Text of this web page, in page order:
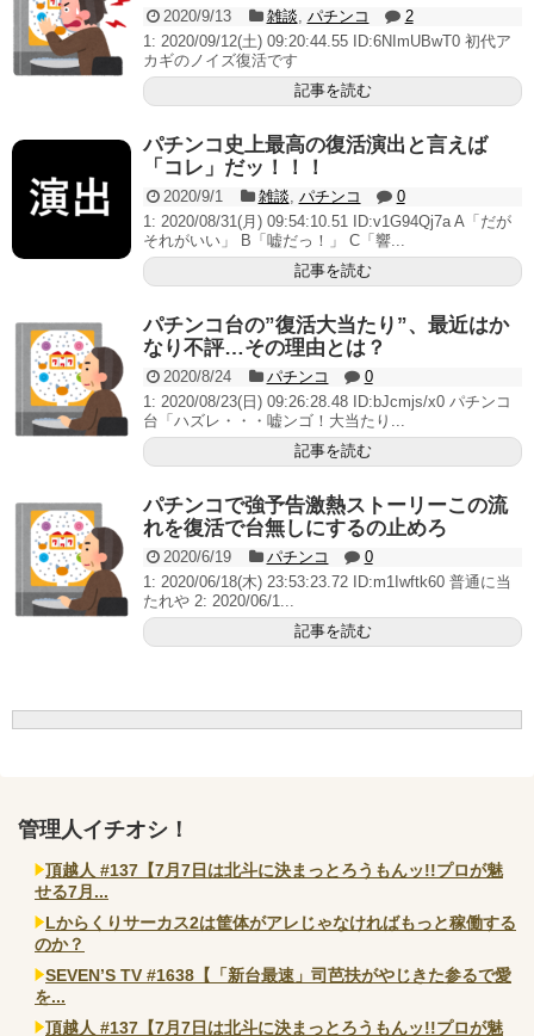
Powered by livedoor 相互RSS
2020/9/13 雑談 パチンコ
2
1: 2020/09/12(土) 09:20:44.55 ID:6NImUBwT0 初代ア
カギのノイズ復活です
記事を読む
パチンコ史上最高の復活演出と言えば
「コレ」だッ！！！
2020/9/1 雑談 パチンコ
0
1: 2020/08/31(月) 09:54:10.51 ID:v1G94Qj7a A「だが
それがいい」 B「嘘だっ！」 C「響...
記事を読む
パチンコ台の”復活大当たり”、最近はか
なり不評…その理由とは？
2020/8/24 パチンコ
0
1: 2020/08/23(日) 09:26:28.48 ID:bJcmjs/x0 パチンコ
台「ハズレ・・・嘘ンゴ！大当たり...
記事を読む
パチンコで強予告激熱ストーリーこの流
れを復活で台無しにするの止めろ
2020/6/19 パチンコ
0
1: 2020/06/18(木) 23:53:23.72 ID:m1Iwftk60 普通に当
たれや 2: 2020/06/1...
記事を読む
管理人イチオシ！
頂越人 #137【7月7日は北斗に決まっとろうもんッ!!プロが魅
せる7月...
Lからくりサーカス2は筐体がアレじゃなければもっと稼働する
のか？
SEVEN’S TV #1638【「新台最速」司芭扶がやじきた参るで愛
を...
頂越人 #137【7月7日は北斗に決まっとろうもんッ!!プロが魅